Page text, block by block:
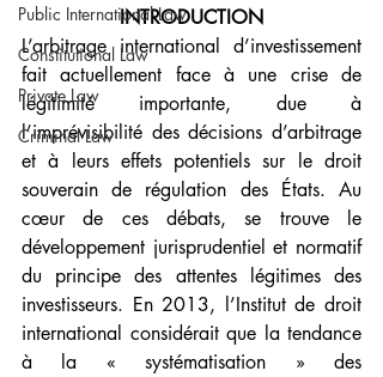
Public International Law
Constitutional Law
Private Law
Criminal Law
INTRODUCTION
L’arbitrage international d’investissement
fait actuellement face à une crise de
légitimité importante, due à
l’imprévisibilité des décisions d’arbitrage
et à leurs effets potentiels sur le droit
souverain de régulation des États. Au
cœur de ces débats, se trouve le
développement jurisprudentiel et normatif
du principe des attentes légitimes des
investisseurs. En 2013, l’Institut de droit
international considérait que la tendance
à la « systématisation » des